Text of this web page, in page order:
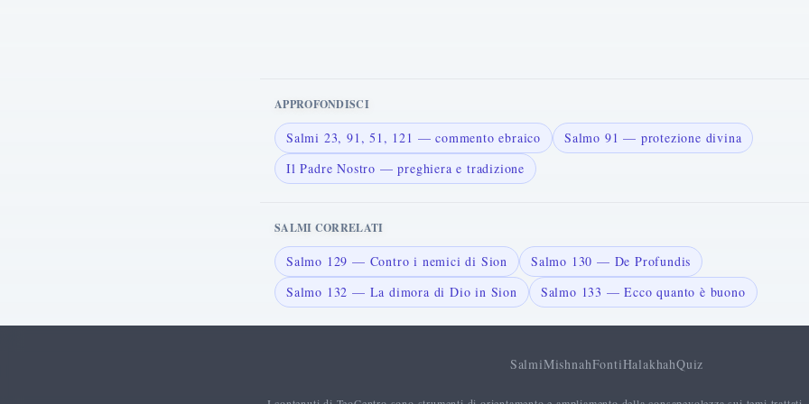
APPROFONDISCI
Salmi 23, 91, 51, 121 — commento ebraico
Salmo 91 — protezione divina
Il Padre Nostro — preghiera e tradizione
SALMI CORRELATI
Salmo 129 — Contro i nemici di Sion
Salmo 130 — De Profundis
Salmo 132 — La dimora di Dio in Sion
Salmo 133 — Ecco quanto è buono
SalmiMishnahFontiHalakhahQuiz